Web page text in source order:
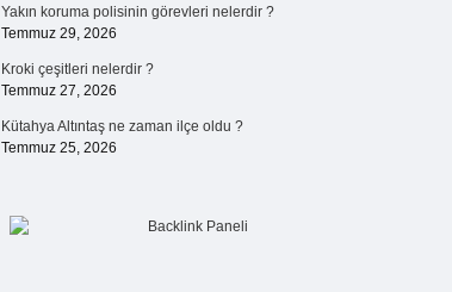
Yakın koruma polisinin görevleri nelerdir ?
Temmuz 29, 2026
Kroki çeşitleri nelerdir ?
Temmuz 27, 2026
Kütahya Altıntaş ne zaman ilçe oldu ?
Temmuz 25, 2026